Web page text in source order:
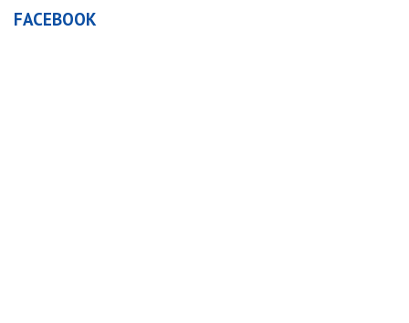
FACEBOOK